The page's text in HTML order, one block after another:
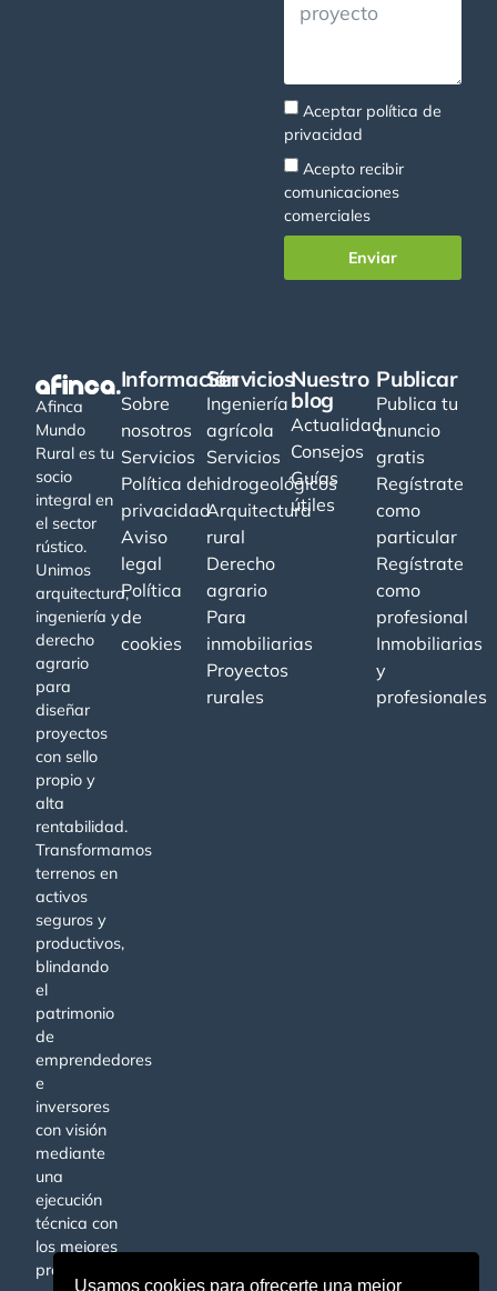
Usamos cookies para ofrecerte una mejor
Aceptar política de
privacidad
Acepto recibir
comunicaciones
comerciales
Enviar
Afinca
Mundo
Rural es tu
socio
integral en
el sector
rústico.
Unimos
arquitectura,
ingeniería y
derecho
agrario
para
diseñar
proyectos
con sello
propio y
alta
rentabilidad.
Transformamos
terrenos en
activos
seguros y
productivos,
blindando
el
patrimonio
de
emprendedores
e
inversores
con visión
mediante
una
ejecución
técnica con
los mejores
profesionales.
Información
Sobre
nosotros
Servicios
Política de
privacidad
Aviso
legal
Política
de
cookies
Servicios
Ingeniería
agrícola
Servicios
hidrogeológicos
Arquitectura
rural
Derecho
agrario
Para
inmobiliarias
Proyectos
rurales
Nuestro
blog
Actualidad
Consejos
Guías
útiles
Publicar
Publica tu
anuncio
gratis
Regístrate
como
particular
Regístrate
como
profesional
Inmobiliarias
y
profesionales